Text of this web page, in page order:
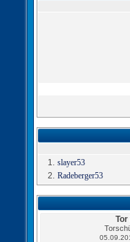
1. slayer53
2. Radeberger53